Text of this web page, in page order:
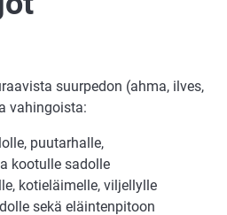
suurpedon (ahma, ilves,
vahingoista:
puutarhalle,
kootulle sadolle
kotieläimelle, viljellylle
sekä eläintenpitoon